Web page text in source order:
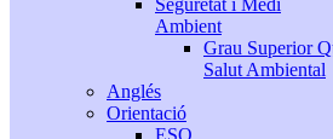
Seguretat i Medi
Ambient
Grau Superior
Salut Ambiental
Anglés
Orientació
ESO